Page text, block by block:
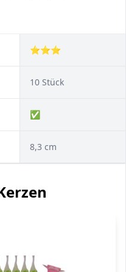
⭐⭐⭐
10 Stück
✅
8,3 cm